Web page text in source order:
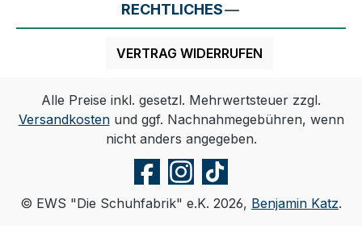
RECHTLICHES
VERTRAG WIDERRUFEN
Alle Preise inkl. gesetzl. Mehrwertsteuer zzgl.
Versandkostenund ggf. Nachnahmegebühren, wenn
nicht anders angegeben.
© EWS "Die Schuhfabrik" e.K. 2026, Benjamin Katz.